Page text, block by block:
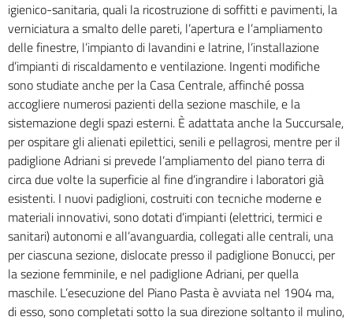
igienico-sanitaria, quali la ricostruzione di soffitti e pavimenti, la
verniciatura a smalto delle pareti, l’apertura e l’ampliamento
delle finestre, l’impianto di lavandini e latrine, l’installazione
d’impianti di riscaldamento e ventilazione. Ingenti modifiche
sono studiate anche per la Casa Centrale, affinché possa
accogliere numerosi pazienti della sezione maschile, e la
sistemazione degli spazi esterni. È adattata anche la Succursale,
per ospitare gli alienati epilettici, senili e pellagrosi, mentre per il
padiglione Adriani si prevede l’ampliamento del piano terra di
circa due volte la superficie al fine d’ingrandire i laboratori già
esistenti. I nuovi padiglioni, costruiti con tecniche moderne e
materiali innovativi, sono dotati d’impianti (elettrici, termici e
sanitari) autonomi e all’avanguardia, collegati alle centrali, una
per ciascuna sezione, dislocate presso il padiglione Bonucci, per
la sezione femminile, e nel padiglione Adriani, per quella
maschile. L’esecuzione del Piano Pasta è avviata nel 1904 ma,
di esso, sono completati sotto la sua direzione soltanto il mulino,